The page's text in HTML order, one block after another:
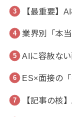
【最重要】
業界別「本
AIに容赦な
ES×面接の
【記事の核